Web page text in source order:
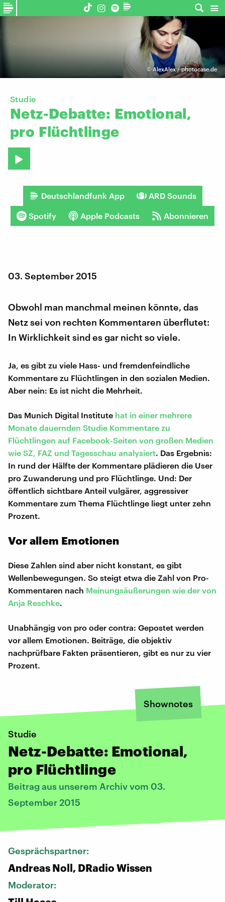
© AlexAlex / photocase.de
Studie
Netz-Debatte: Emotional,
pro Flüchtlinge
Deutschlandfunk App ARD Sounds
Spotify Apple Podcasts Abonnieren
03. September 2015
Obwohl man manchmal meinen könnte, das
Netz sei von rechten Kommentaren überflutet:
In Wirklichkeit sind es gar nicht so viele.
Ja, es gibt zu viele Hass- und fremdenfeindliche
Kommentare zu Flüchtlingen in den sozialen Medien.
Aber nein: Es ist nicht die Mehrheit.
Das Munich Digital Institute hat in einer mehrere
Monate dauernden Studie Kommentare zu
Flüchtlingen auf Facebook-Seiten von großen Medien
wie SZ, FAZ und Tagesschau analysiert. Das Ergebnis:
In rund der Hälfte der Kommentare plädieren die User
pro Zuwanderung und pro Flüchtlinge. Und: Der
öffentlich sichtbare Anteil vulgärer, aggressiver
Kommentare zum Thema Flüchtlinge liegt unter zehn
Prozent.
Vor allem Emotionen
Diese Zahlen sind aber nicht konstant, es gibt
Wellenbewegungen. So steigt etwa die Zahl von Pro-
Kommentaren nach Meinungsäußerungen wie der von
Anja Reschke.
Unabhängig von pro oder contra: Gepostet werden
vor allem Emotionen. Beiträge, die objektiv
nachprüfbare Fakten präsentieren, gibt es nur zu vier
Prozent.
Shownotes
Studie
Netz-Debatte: Emotional,
pro Flüchtlinge
Beitrag aus unserem Archiv vom 03.
September 2015
Gesprächspartner:
Andreas Noll, DRadio Wissen
Moderator: